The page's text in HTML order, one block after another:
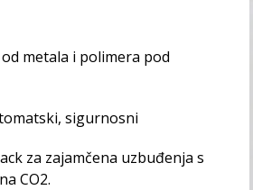
metala i polimera pod
sigurnosni
za zajamčena uzbuđenja s
CO2.